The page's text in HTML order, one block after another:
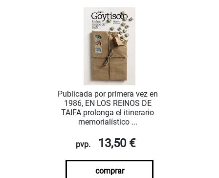
Publicada por primera vez en
1986, EN LOS REINOS DE
TAIFA prolonga el itinerario
memorialístico ...
pvp. 13,50 €
comprar